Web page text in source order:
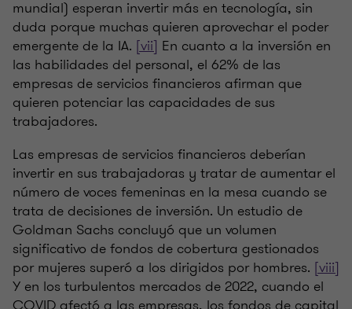
mundial) esperan invertir más en tecnología, sin
duda porque muchas quieren aprovechar el poder
emergente de la IA. [vii] En cuanto a la inversión en
las habilidades del personal, el 62% de las
empresas de servicios financieros afirman que
quieren potenciar las capacidades de sus
trabajadores.
Las empresas de servicios financieros deberían
invertir en sus trabajadoras y tratar de aumentar el
número de voces femeninas en la mesa cuando se
trata de decisiones de inversión. Un estudio de
Goldman Sachs concluyó que un volumen
significativo de fondos de cobertura gestionados
por mujeres superó a los dirigidos por hombres. [viii]
Y en los turbulentos mercados de 2022, cuando el